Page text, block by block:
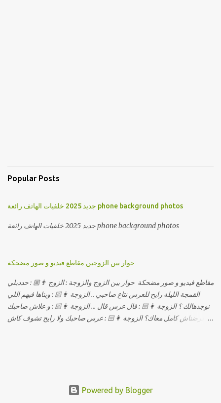
Popular Posts
جديد 2025 خلفيات الهاتف رائعة phone background photos
جديد 2025 خلفيات الهاتف رائعة phone background photos
حوار بين الزوجين مقاطع فيديو و صور مضحكة
مقاطع فيديو و صور مضحكة حوار بين الزوج والزوجة : الزوج 👨🏼 : حدديلي
القمجة الليلة رايح للعرس نتاع صاحبي .. الزوجة 👩🏻 : ويناها فيهم اللي
نوجدهالك ؟ الزوجة 👩🏻 : قال عرس قال ... الزوجة 👩🏻 : و علاش صاحبك
ماعرضناش كامل معاك؟ الزوجة 👩🏻 : عرس صاحبك ولا رايح تشوف كاش
مديتهالي .. واقيلا تحسب روحك شريتني بيهم ؟ الزوجة 👩🏻 : فالح غير في
Powered by Blogger